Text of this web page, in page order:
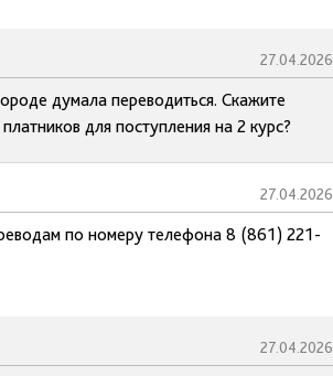
27.04.2026
думала переводиться. Скажите
для поступления на 2 курс?
27.04.2026
по номеру телефона 8 (861) 221-
27.04.2026